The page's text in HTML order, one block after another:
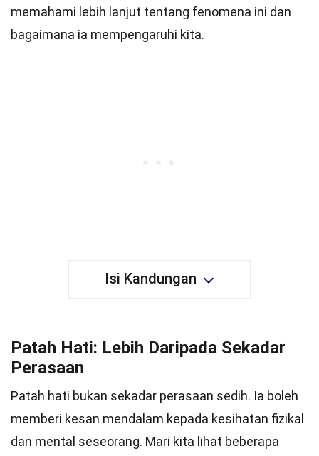
memahami lebih lanjut tentang fenomena ini dan
bagaimana ia mempengaruhi kita.
Isi Kandungan
Patah Hati: Lebih Daripada Sekadar
Perasaan
Patah hati bukan sekadar perasaan sedih. Ia boleh
memberi kesan mendalam kepada kesihatan fizikal
dan mental seseorang. Mari kita lihat beberapa